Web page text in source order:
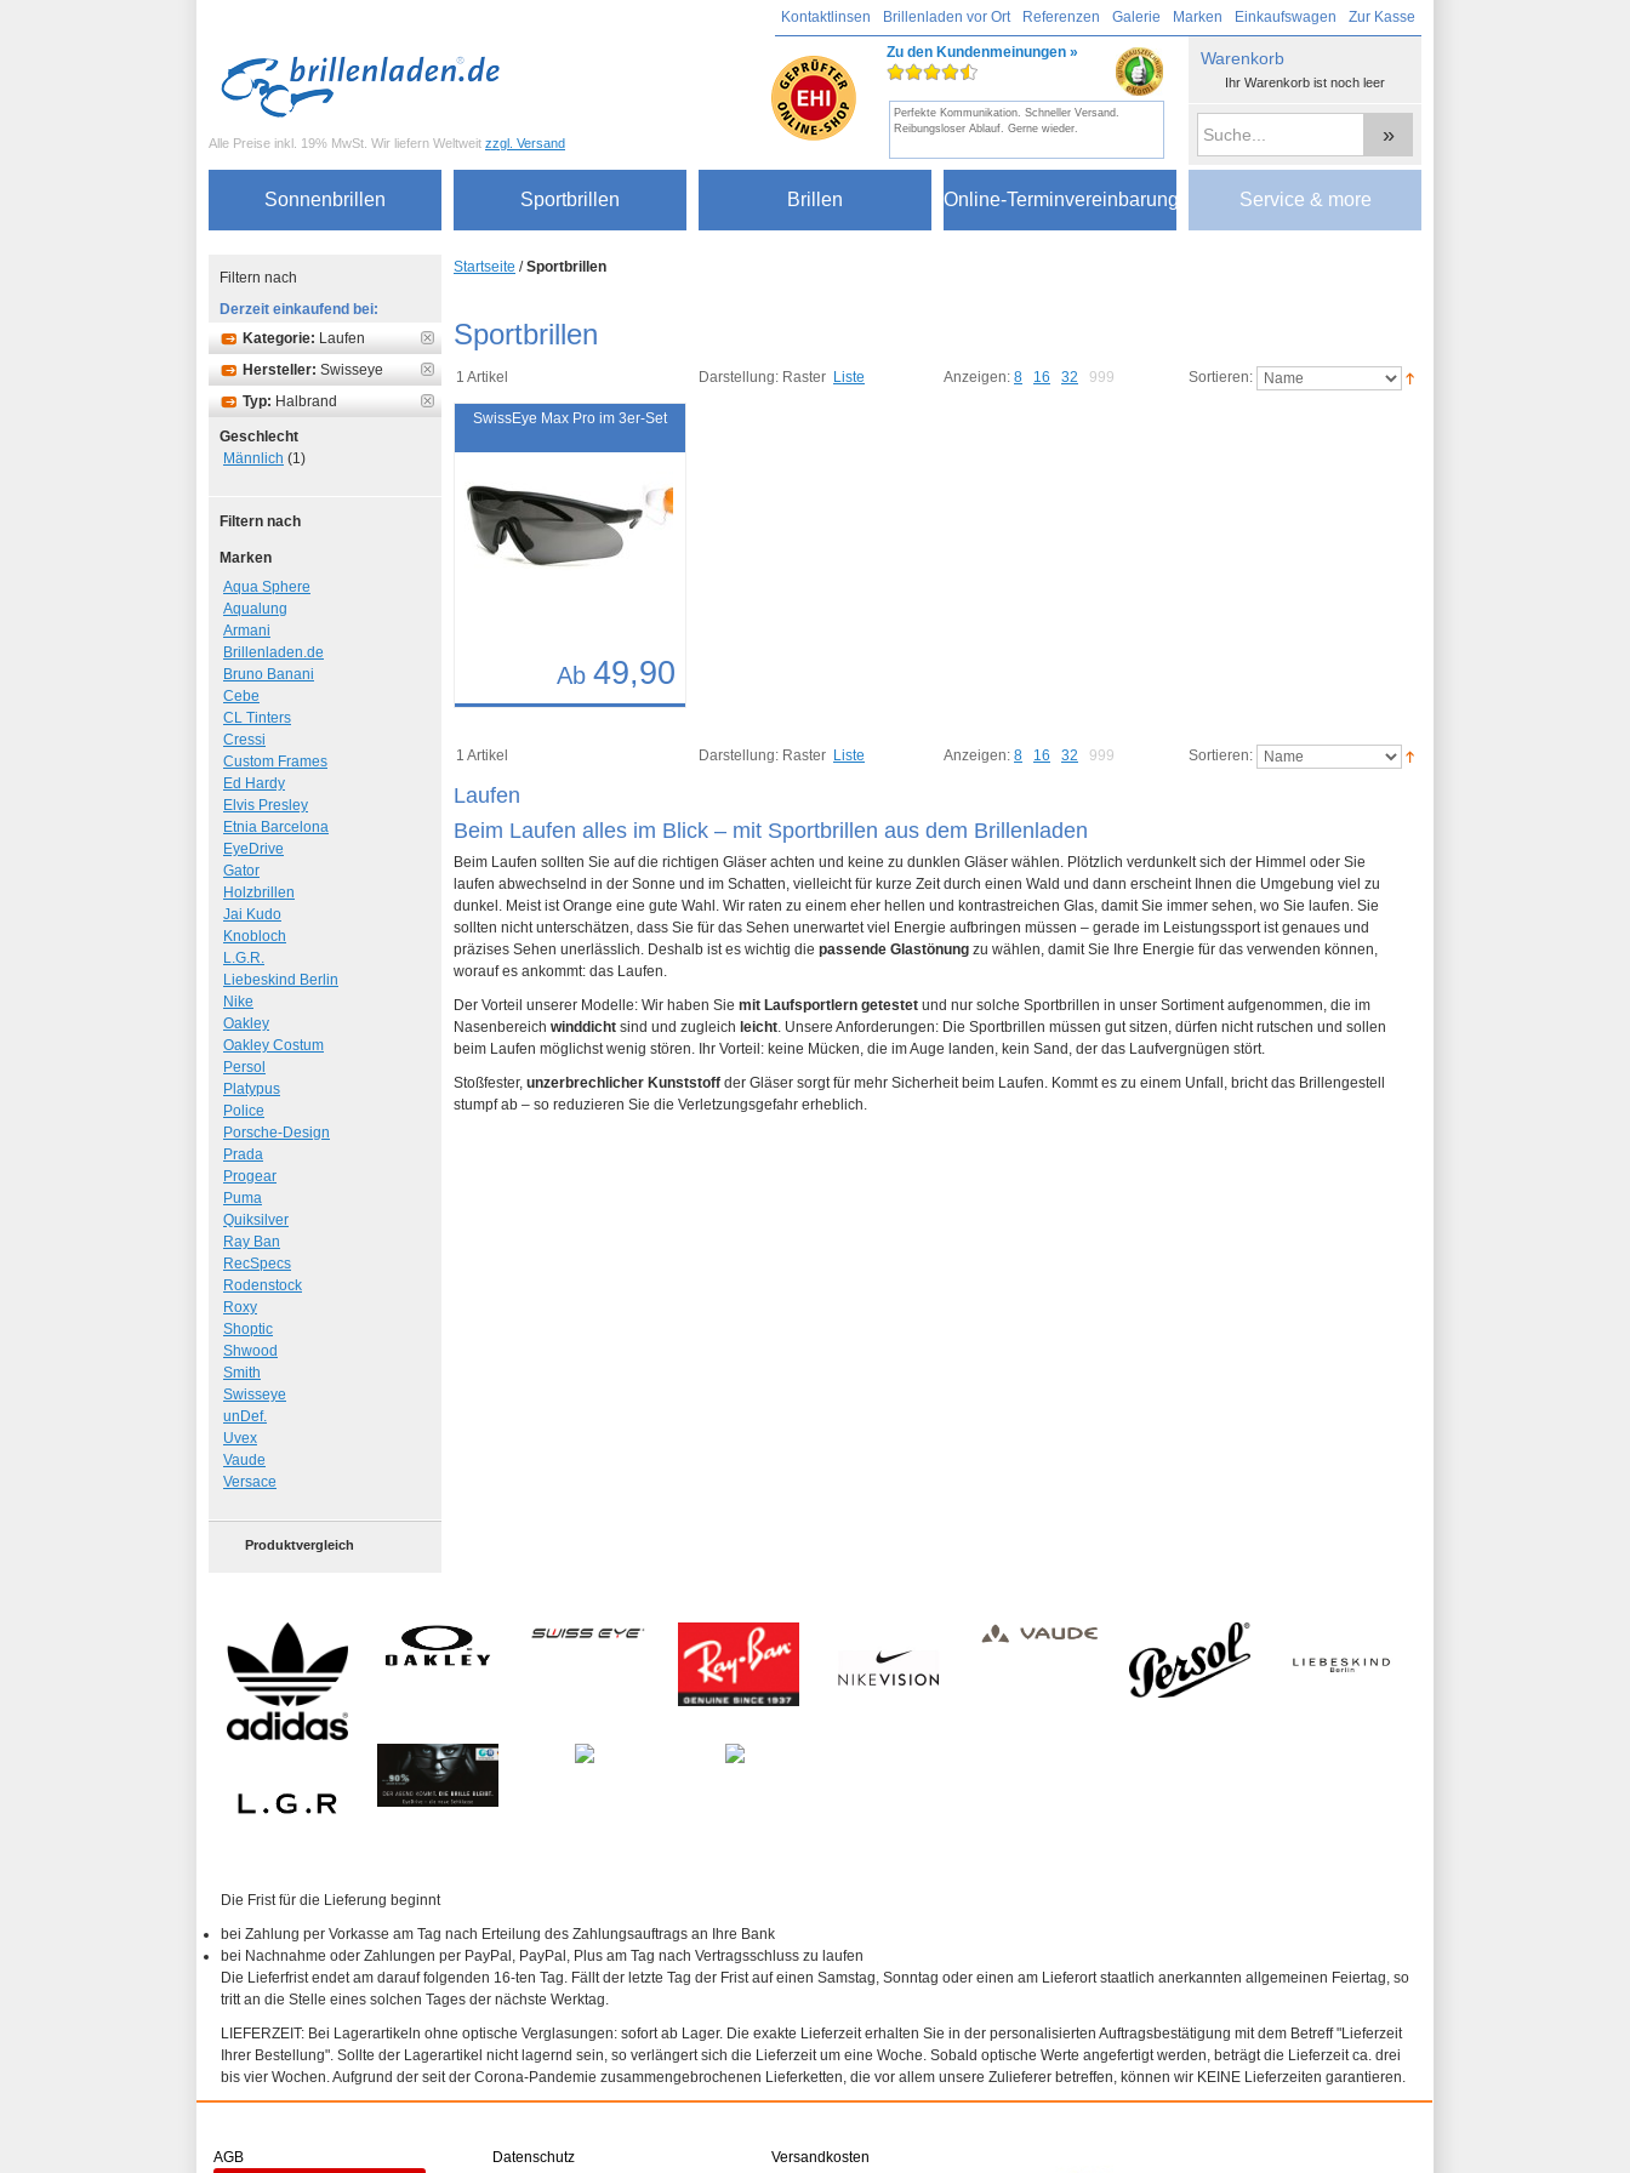
Kontaktlinsen Brillenladen vor Ort Referenzen Galerie Marken Einkaufswagen Zur Kasse
Zu den Kundenmeinungen »
Perfekte Kommunikation. Schneller Versand.
Reibungsloser Ablauf. Gerne wieder.
Alle Preise inkl. 19% MwSt. Wir liefern Weltweit zzgl. Versand »
Warenkorb
Ihr Warenkorb ist noch leer
Sonnenbrillen Sportbrillen Brillen Online-Terminvereinbarung Service & more
Startseite /Sportbrillen
Sportbrillen
1 Artikel Sortieren:
Anzeigen: 8 16 32 999
Darstellung: Raster Liste
SwissEye Max Pro im 3er-Set
Ab 49,90
Art.-Nr.: 6975
1 Artikel Sortieren:
Anzeigen: 8 16 32 999
Darstellung: Raster Liste
Laufen
Beim Laufen alles im Blick – mit Sportbrillen aus dem Brillenladen
Beim Laufen sollten Sie auf die richtigen Gläser achten und keine zu dunklen Gläser wählen. Plötzlich verdunkelt sich der Himmel oder Sie
laufen abwechselnd in der Sonne und im Schatten, vielleicht für kurze Zeit durch einen Wald und dann erscheint Ihnen die Umgebung viel zu
dunkel. Meist ist Orange eine gute Wahl. Wir raten zu einem eher hellen und kontrastreichen Glas, damit Sie immer sehen, wo Sie laufen. Sie
sollten nicht unterschätzen, dass Sie für das Sehen unerwartet viel Energie aufbringen müssen – gerade im Leistungssport ist genaues und
präzises Sehen unerlässlich. Deshalb ist es wichtig die passende Glastönung zu wählen, damit Sie Ihre Energie für das verwenden können,
worauf es ankommt: das Laufen.
Der Vorteil unserer Modelle: Wir haben Sie mit Laufsportlern getestet und nur solche Sportbrillen in unser Sortiment aufgenommen, die im
Nasenbereich winddicht sind und zugleich leicht. Unsere Anforderungen: Die Sportbrillen müssen gut sitzen, dürfen nicht rutschen und sollen
beim Laufen möglichst wenig stören. Ihr Vorteil: keine Mücken, die im Auge landen, kein Sand, der das Laufvergnügen stört.
Stoßfester, unzerbrechlicher Kunststoff der Gläser sorgt für mehr Sicherheit beim Laufen. Kommt es zu einem Unfall, bricht das Brillengestell
stumpf ab – so reduzieren Sie die Verletzungsgefahr erheblich.
Filtern nach
Derzeit einkaufend bei:
Kategorie: Laufen
Hersteller: Swisseye
Typ: Halbrand
Geschlecht
Männlich (1)
Filtern nach
Marken
Aqua Sphere
Aqualung
Armani
Brillenladen.de
Bruno Banani
Cebe
CL Tinters
Cressi
Custom Frames
Ed Hardy
Elvis Presley
Etnia Barcelona
EyeDrive
Gator
Holzbrillen
Jai Kudo
Knobloch
L.G.R.
Liebeskind Berlin
Nike
Oakley
Oakley Costum
Persol
Platypus
Police
Porsche-Design
Prada
Progear
Puma
Quiksilver
Ray Ban
RecSpecs
Rodenstock
Roxy
Shoptic
Shwood
Smith
Swisseye
unDef.
Uvex
Vaude
Versace
Produktvergleich
Die Frist für die Lieferung beginnt
bei Zahlung per Vorkasse am Tag nach Erteilung des Zahlungsauftrags an Ihre Bank
bei Nachnahme oder Zahlungen per PayPal, PayPal, Plus am Tag nach Vertragsschluss zu laufen
Die Lieferfrist endet am darauf folgenden 16-ten Tag. Fällt der letzte Tag der Frist auf einen Samstag, Sonntag oder einen am Lieferort staatlich anerkannten allgemeinen Feiertag, so
tritt an die Stelle eines solchen Tages der nächste Werktag.
LIEFERZEIT: Bei Lagerartikeln ohne optische Verglasungen: sofort ab Lager. Die exakte Lieferzeit erhalten Sie in der personalisierten Auftragsbestätigung mit dem Betreff "Lieferzeit
Ihrer Bestellung". Sollte der Lagerartikel nicht lagernd sein, so verlängert sich die Lieferzeit um eine Woche. Sobald optische Werte angefertigt werden, beträgt die Lieferzeit ca. drei
bis vier Wochen. Aufgrund der seit der Corona-Pandemie zusammengebrochenen Lieferketten, die vor allem unsere Zulieferer betreffen, können wir KEINE Lieferzeiten garantieren.
AGB
Datenschutz
Versandkosten